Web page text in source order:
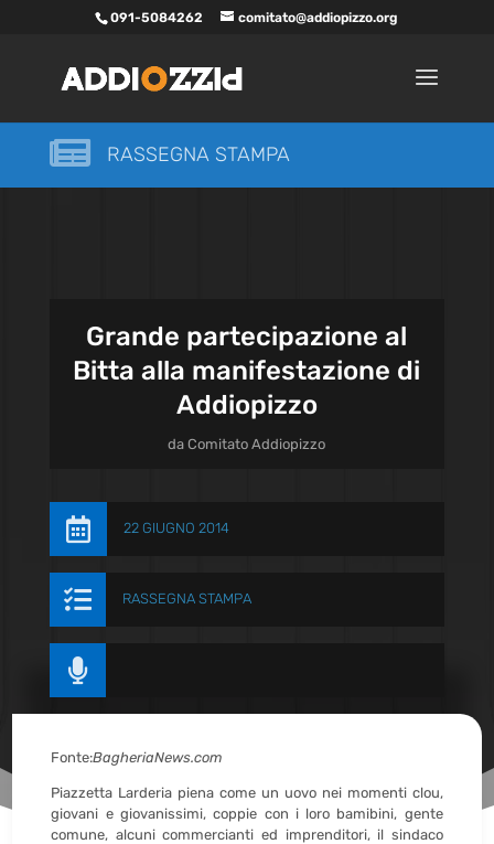
091-5084262 comitato@addiopizzo.org
 RASSEGNA STAMPA
Grande partecipazione al
Bitta alla manifestazione di
Addiopizzo
daComitato Addiopizzo
 22 GIUGNO 2014
 RASSEGNA STAMPA

Fonte:BagheriaNews.com
Piazzetta Larderia piena come un uovo nei momenti clou,
giovani e giovanissimi, coppie con i loro bamibini, gente
comune, alcuni commercianti ed imprenditori, il sindaco